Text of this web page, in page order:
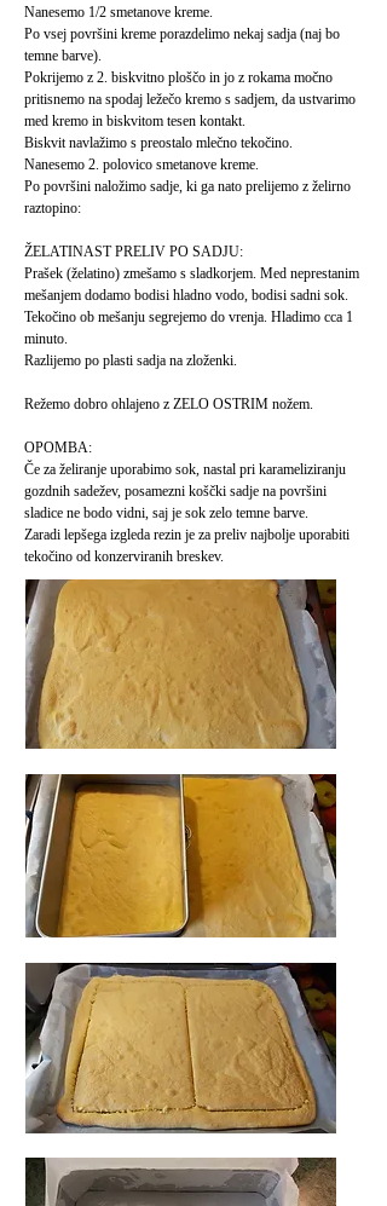
Nanesemo 1/2 smetanove kreme.
Po vsej površini kreme porazdelimo nekaj sadja (naj bo
temne barve).
Pokrijemo z 2. biskvitno ploščo in jo z rokama močno
pritisnemo na spodaj ležečo kremo s sadjem, da ustvarimo
med kremo in biskvitom tesen kontakt.
Biskvit navlažimo s preostalo mlečno tekočino.
Nanesemo 2. polovico smetanove kreme.
Po površini naložimo sadje, ki ga nato prelijemo z želirno
raztopino:
ŽELATINAST PRELIV PO SADJU:
Prašek (želatino) zmešamo s sladkorjem. Med neprestanim
mešanjem dodamo bodisi hladno vodo, bodisi sadni sok.
Tekočino ob mešanju segrejemo do vrenja. Hladimo cca 1
minuto.
Razlijemo po plasti sadja na zloženki.
Režemo dobro ohlajeno z ZELO OSTRIM nožem.
OPOMBA:
Če za želiranje uporabimo sok, nastal pri karameliziranju
gozdnih sadežev, posamezni koščki sadje na površini
sladice ne bodo vidni, saj je sok zelo temne barve.
Zaradi lepšega izgleda rezin je za preliv najbolje uporabiti
tekočino od konzerviranih breskev.